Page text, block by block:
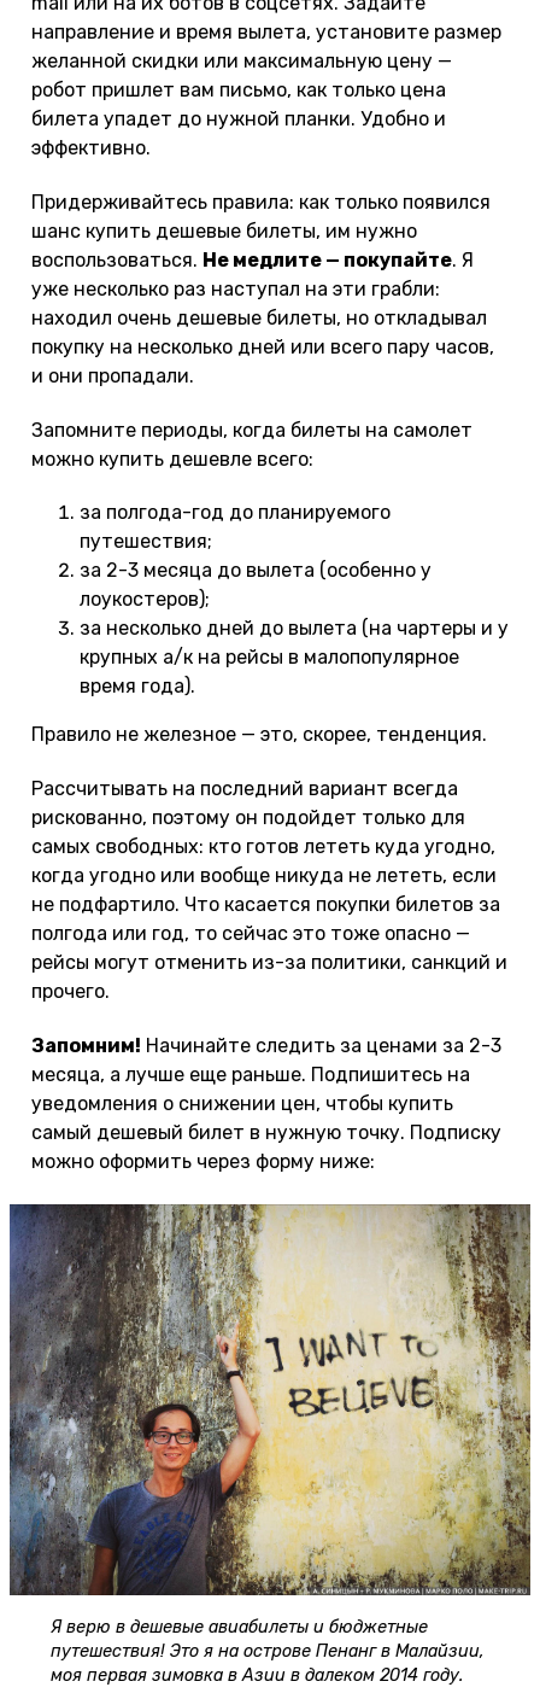
направление и время вылета, установите размер
желанной скидки или максимальную цену —
робот пришлет вам письмо, как только цена
билета упадет до нужной планки. Удобно и
эффективно.
Придерживайтесь правила: как только появился
шанс купить дешевые билеты, им нужно
воспользоваться. Не медлите — покупайте. Я
уже несколько раз наступал на эти грабли:
находил очень дешевые билеты, но откладывал
покупку на несколько дней или всего пару часов,
и они пропадали.
Запомните периоды, когда билеты на самолет
можно купить дешевле всего:
за полгода-год до планируемого
путешествия;
за 2-3 месяца до вылета (особенно у
лоукостеров);
за несколько дней до вылета (на чартеры и у
крупных а/к на рейсы в малопопулярное
время года).
Правило не железное — это, скорее, тенденция.
Рассчитывать на последний вариант всегда
рискованно, поэтому он подойдет только для
самых свободных: кто готов лететь куда угодно,
когда угодно или вообще никуда не лететь, если
не подфартило. Что касается покупки билетов за
полгода или год, то сейчас это тоже опасно —
рейсы могут отменить из-за политики, санкций и
прочего.
Запомним! Начинайте следить за ценами за 2-3
месяца, а лучше еще раньше. Подпишитесь на
уведомления о снижении цен, чтобы купить
самый дешевый билет в нужную точку. Подписку
можно оформить через форму ниже:
Я верю в дешевые авиабилеты и бюджетные
путешествия! Это я на острове Пенанг в Малайзии,
моя первая зимовка в Азии в далеком 2014 году.